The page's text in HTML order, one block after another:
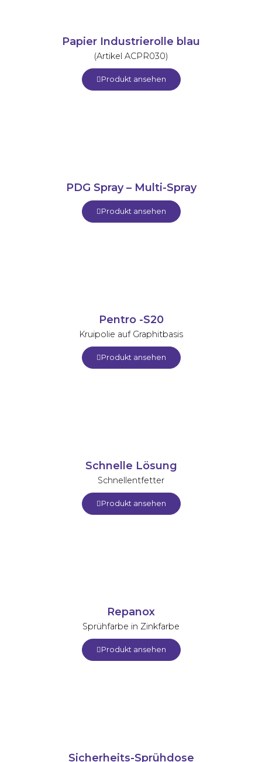
Papier Industrierolle blau
(Artikel ACPR030)
Produkt ansehen
PDG Spray – Multi-Spray
Produkt ansehen
Pentro -S20
Kruipolie auf Graphitbasis
Produkt ansehen
Schnelle Lösung
Schnellentfetter
Produkt ansehen
Repanox
Sprühfarbe in Zinkfarbe
Produkt ansehen
Sicherheits-Sprühdose